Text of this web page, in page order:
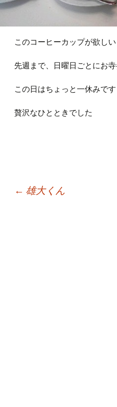
このコーヒーカップが欲し
先週まで、日曜日ごとにお
この日はちょっと一休みです
贅沢なひとときでした
← 雄大くん